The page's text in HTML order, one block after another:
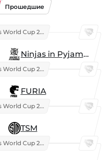
Прошедшие
Esports World Cup 2026
Ninjas in Pyjamas
Esports World Cup 2026
FURIA
Esports World Cup 2026
TSM
Esports World Cup 2026